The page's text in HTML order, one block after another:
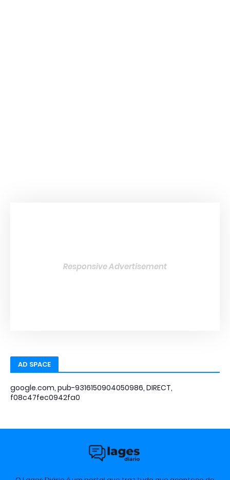
Responsive Advertisement
AD SPACE
google.com, pub-9316150904050986, DIRECT,
f08c47fec0942fa0